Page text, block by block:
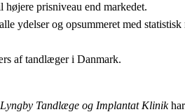
højere prisniveau end markedet.
ydelser og opsummeret med
af tandlæger i Danmark.
Lyngby Tandlæge og Implantat Klinikhar